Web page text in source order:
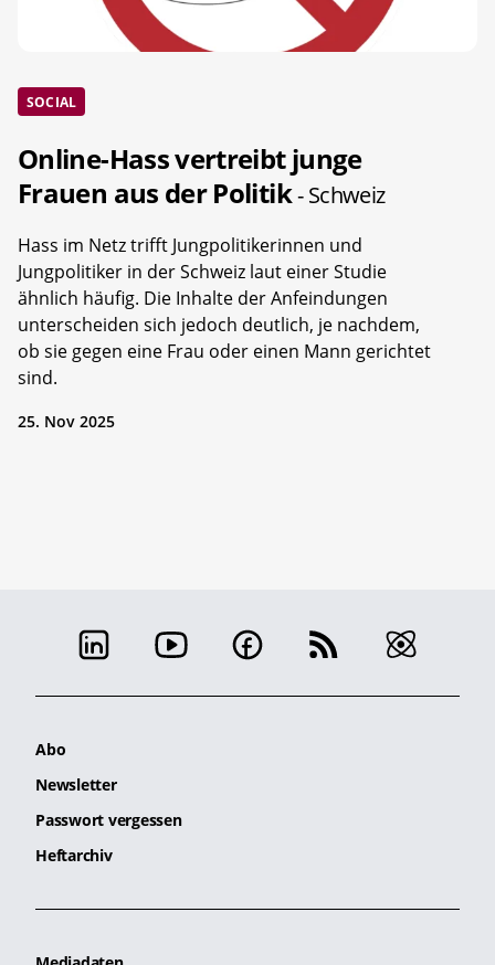
SOCIAL
Online-Hass vertreibt junge
Frauen aus der Politik- Schweiz
Hass im Netz trifft Jungpolitikerinnen und
Jungpolitiker in der Schweiz laut einer Studie
ähnlich häufig. Die Inhalte der Anfeindungen
unterscheiden sich jedoch deutlich, je nachdem,
ob sie gegen eine Frau oder einen Mann gerichtet
sind.
25. Nov 2025
Abo
Newsletter
Passwort vergessen
Heftarchiv